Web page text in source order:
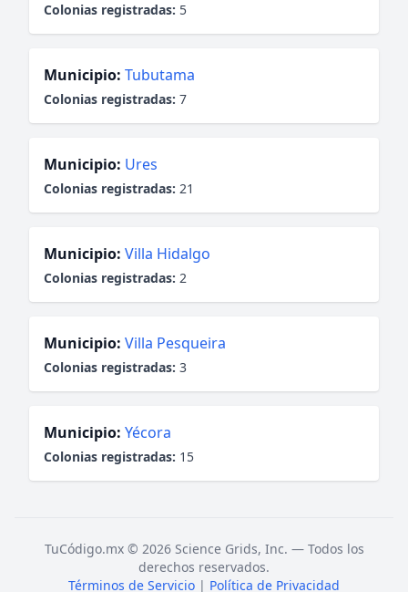
Colonias registradas: 5
Municipio: Tubutama
Colonias registradas: 7
Municipio: Ures
Colonias registradas: 21
Municipio: Villa Hidalgo
Colonias registradas: 2
Municipio: Villa Pesqueira
Colonias registradas: 3
Municipio: Yécora
Colonias registradas: 15
TuCódigo.mx © 2026 Science Grids, Inc. — Todos los
derechos reservados.
Términos de Servicio | Política de Privacidad